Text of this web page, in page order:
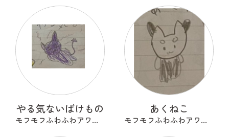
やる気ないばけもの
モフモフふわふわアワアワ
あくねこ
モフモフふわふわアワアワ